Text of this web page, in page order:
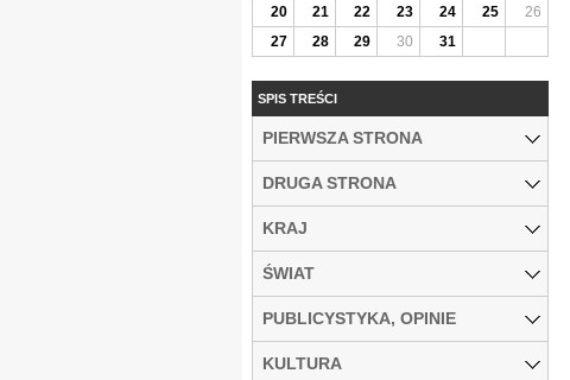
20
21 22 23 24 25
26
27
28 29 30 31
SPIS TREŚCI
PIERWSZA STRONA
DRUGA STRONA
KRAJ
ŚWIAT
PUBLICYSTYKA, OPINIE
KULTURA